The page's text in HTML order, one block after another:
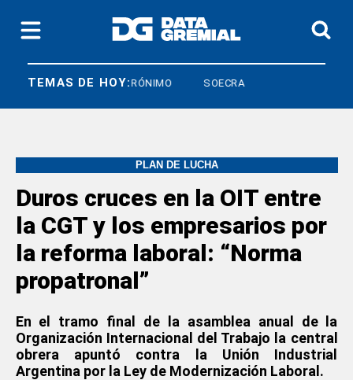
TEMAS DE HOY:
CRISTIAN JERÓNIMO SOECRA
PLAN DE LUCHA
Duros cruces en la OIT entre
la CGT y los empresarios por
la reforma laboral: “Norma
propatronal”
En el tramo final de la asamblea anual de la
Organización Internacional del Trabajo la central
obrera apuntó contra la Unión Industrial
Argentina por la Ley de Modernización Laboral.